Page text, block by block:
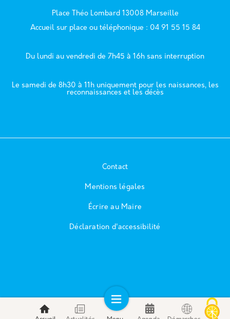
Place Théo Lombard 13008 Marseille
Accueil sur place ou téléphonique : 04 91 55 15 84
Du lundi au vendredi de 7h45 à 16h sans interruption
Le samedi de 8h30 à 11h uniquement pour les naissances, les
reconnaissances et les décès
Contact
Mentions légales
Écrire au Maire
Déclaration d'accessibilité